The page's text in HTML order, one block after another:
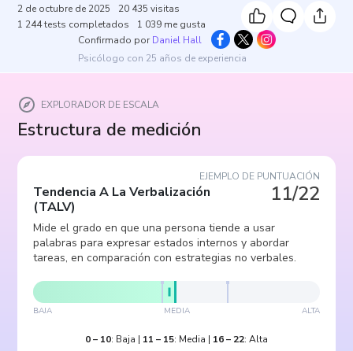
2 de octubre de 2025 20 435 visitas
1 244tests completados 1 039 me gusta
Confirmado por Daniel Hall
Psicólogo con 25 años de experiencia
EXPLORADOR DE ESCALA
Estructura de medición
EJEMPLO DE PUNTUACIÓN
11/22
Tendencia A La Verbalización
(TALV)
Mide el grado en que una persona tiende a usar
palabras para expresar estados internos y abordar
tareas, en comparación con estrategias no verbales.
BAJA MEDIA ALTA
0– 10: Baja | 11 – 15: Media | 16– 22: Alta